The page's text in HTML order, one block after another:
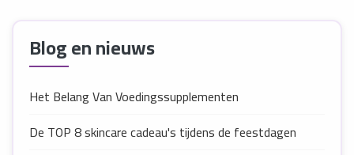
Blog en nieuws
Het Belang Van Voedingssupplementen
De TOP 8 skincare cadeau's tijdens de feestdagen